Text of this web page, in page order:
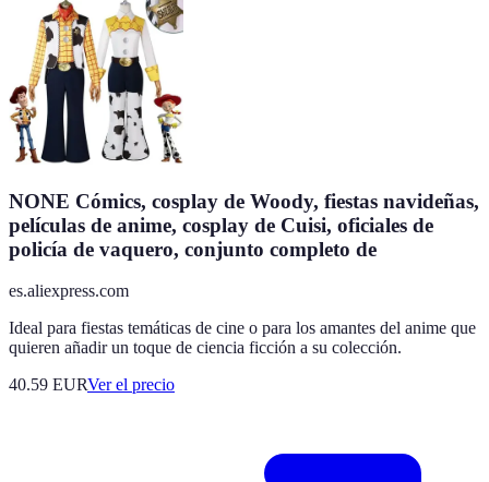
NONE Cómics, cosplay de Woody, fiestas navideñas,
películas de anime, cosplay de Cuisi, oficiales de
policía de vaquero, conjunto completo de
es.aliexpress.com
Ideal para fiestas temáticas de cine o para los amantes del anime que
quieren añadir un toque de ciencia ficción a su colección.
40.59 EURVer el precio